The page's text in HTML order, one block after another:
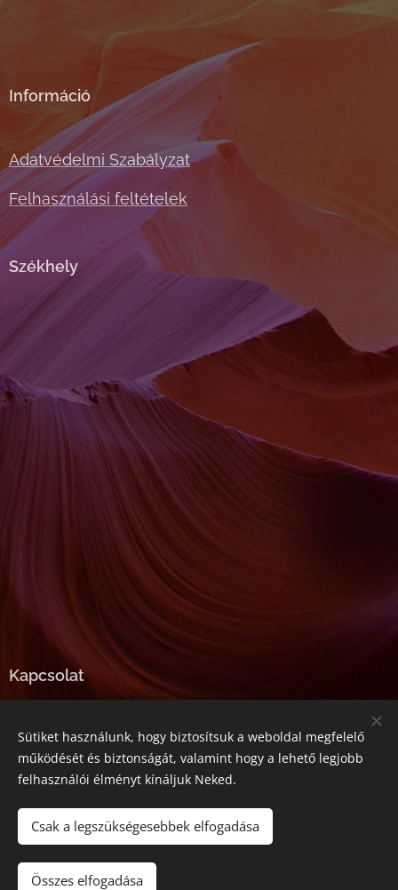
Információ
Adatvédelmi Szabályzat
Felhasználási feltételek
Székhely
Kapcsolat
Telefonszám:+36-20-357-5545
Sütiket használunk, hogy biztosítsuk a weboldal megfelelő
működését és biztonságát, valamint hogy a lehető legjobb
felhasználói élményt kínáljuk Neked.
Csak a legszükségesebbek elfogadása
Összes elfogadása